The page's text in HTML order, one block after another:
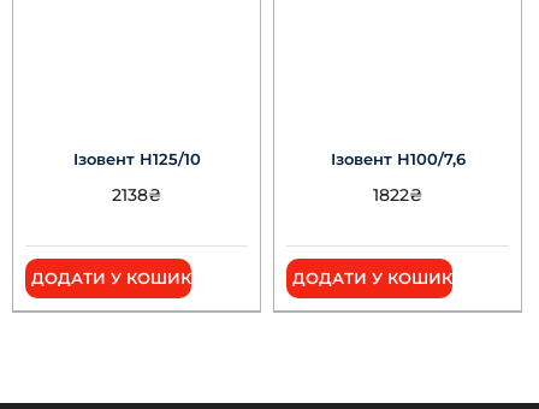
Ізовент Н125/10
2138₴
ДОДАТИ У КОШИК
Ізовент Н100/7,6
1822₴
ДОДАТИ У КОШИК